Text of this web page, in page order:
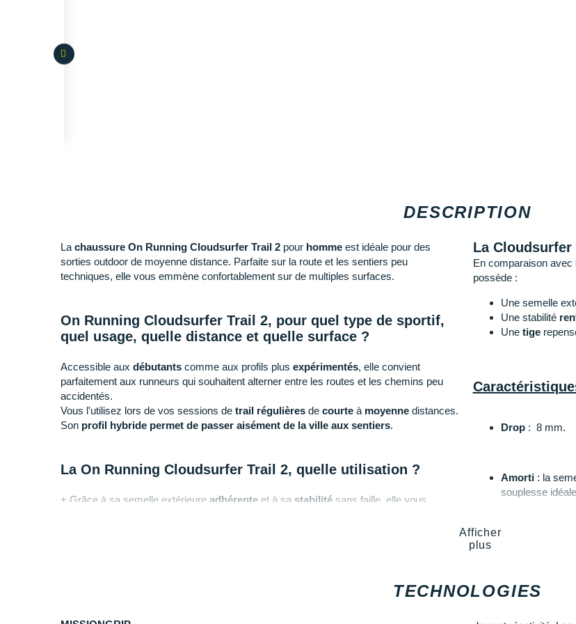
DESCRIPTION
La chaussure On Running Cloudsurfer Trail 2 pour homme est idéale pour des
sorties outdoor de moyenne distance. Parfaite sur la route et les sentiers peu
techniques, elle vous emmène confortablement sur de multiples surfaces.
On Running Cloudsurfer Trail 2, pour quel type de sportif,
quel usage, quelle distance et quelle surface ?
Accessible aux débutants comme aux profils plus expérimentés, elle convient
parfaitement aux runneurs qui souhaitent alterner entre les routes et les chemins peu
accidentés.
Vous l'utilisez lors de vos sessions de trail régulières de courte à moyenne distances.
Son profil hybride permet de passer aisément de la ville aux sentiers.
La On Running Cloudsurfer Trail 2, quelle utilisation ?
+ Grâce à sa semelle extérieure adhérente et à sa stabilité sans faille, elle vous
Cloudsurfer Trail 2 ?
La
En comparaison
possède :
Une semelle
Une stabilité
Une tige
Drop: 8 mm.
Amorti: la
souplesse
unemaille
renforts
Afficher
plus
TECHNOLOGIES